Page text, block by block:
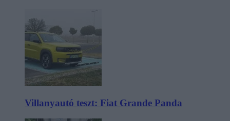
Villanyautó teszt: Fiat Grande Panda